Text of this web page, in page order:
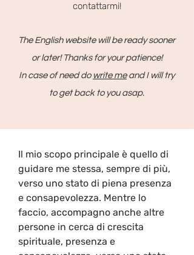
contattarmi!
The English website will be ready sooner
or later! Thanks for yourpatience!
In case of need do write meand I will try
to get back to you asap.
Il mio scopo principale è quello di
guidare me stessa, sempre di più,
verso uno stato di piena presenza
e consapevolezza. Mentre lo
faccio, accompagno anche altre
persone in cerca di crescita
spirituale, presenza e